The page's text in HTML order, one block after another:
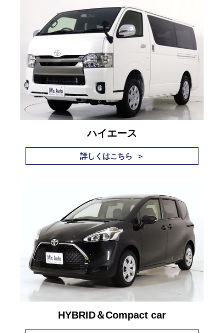
ハイエース
詳しくはこちら ＞
HYBRID＆Compact car